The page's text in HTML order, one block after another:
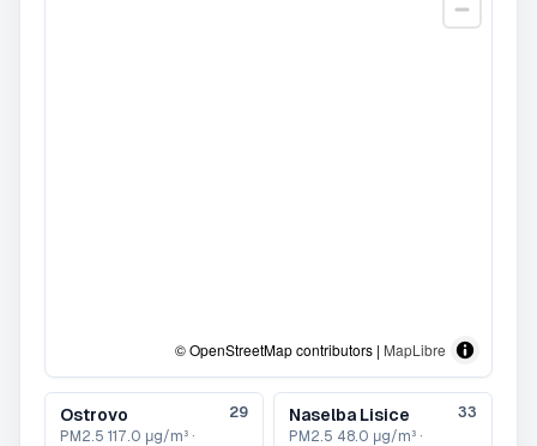
© OpenStreetMap contributors | MapLibre
Ostrovo
PM2.5 117.0 μg/m³ ·
29 Naselba Lisice
PM2.5 48.0 μg/m³ ·
33